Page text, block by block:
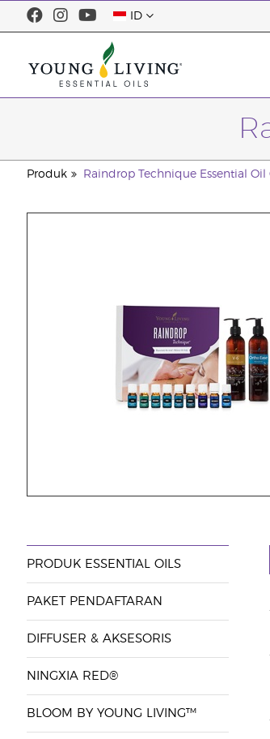
ID
Produk Raindrop Technique Essential
PRODUK ESSENTIAL OILS
PAKET PENDAFTARAN
DIFFUSER & AKSESORIS
NINGXIA RED®
BLOOM BY YOUNG LIVING™